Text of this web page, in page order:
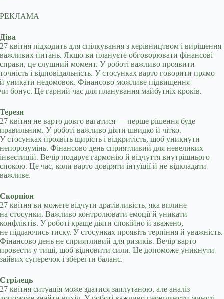
РЕКЛАМА
Діва
27 квітня підходить для спілкування з керівництвом і вирішення
важливих питань. Якщо ви плануєте обговорювати фінансові
справи, це слушний момент. У роботі важливо проявити
точність і відповідальність. У стосунках варто говорити прямо
й уникати недомовок. Фінансово можливе підвищення
чи бонус. Це гарний час для планування майбутніх кроків.
Терези
27 квітня не варто довго вагатися — перше рішення буде
правильним. У роботі важливо діяти швидко й чітко.
У стосунках проявіть щирість і відкритість, щоб уникнути
непорозумінь. Фінансово день сприятливий для невеликих
інвестицій. Вечір подарує гармонію й відчуття внутрішнього
спокою. Це час, коли варто довіряти інтуїції й не відкладати
важливе.
Скорпіон
27 квітня ви можете відчути дратівливість, яка вплине
на стосунки. Важливо контролювати емоції й уникати
конфліктів. У роботі краще діяти спокійно й зважено,
не піддаючись тиску. У стосунках проявіть терпіння й уважність.
Фінансово день не сприятливий для ризиків. Вечір варто
провести у тиші, щоб відновити сили. Це допоможе уникнути
зайвих суперечок і зберегти баланс.
Стрілець
27 квітня ситуація може здатися заплутаною, але аналіз